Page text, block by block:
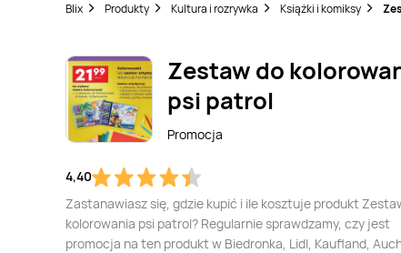
Blix Produkty Kultura i rozrywka Książki i komiksy
Zestaw do
psi patrol
Promocja
4,40
Zastanawiasz się, gdzie kupić i ile kosztuje produkt
kolorowania psi patrol? Regularnie sprawdzamy, czy jest
promocja na ten produkt w Biedronka, Lidl, Kaufland,